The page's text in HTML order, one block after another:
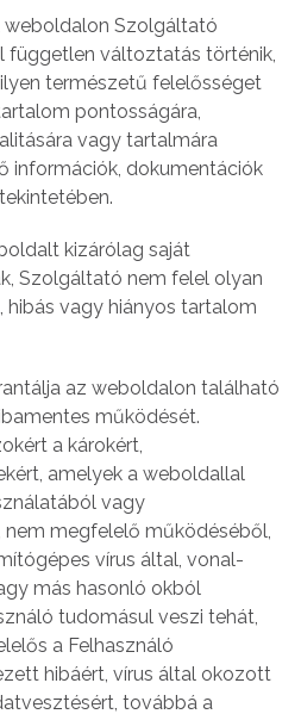
weboldalon Szolgáltató
független változtatás történik,
természetű felelősséget
pontosságára,
vagy tartalmára
információk, dokumentációk
kizárólag saját
Szolgáltató nem felel olyan
hibás vagy hiányos tartalom
az weboldalon található
működését.
a károkért,
amelyek a weboldallal
vagy
megfelelő működéséből,
vírus által, vonal-
más hasonló okból
tudomásul veszi tehát,
a Felhasználó
hibáért, vírus által okozott
továbbá a